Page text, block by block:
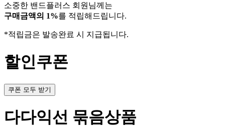
소중한 밴드플러스 회원님께는
구매금액의 1%를 적립해드립니다.
*적립금은 발송완료 시 지급됩니다.
할인쿠폰
쿠폰 모두 받기
다다익선 묶음상품